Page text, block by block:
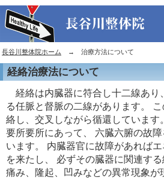
長谷川整体院ホーム → 治療方法について
経絡治療法について
経絡は内臓器に符合し十二線あり
る任脈と督脈の二線があります。
絡し、交叉しながら循還しています
要所要所にあって、 六臓六腑の故
います。 内臓器官に故障があれば
を来たし、 必ずその臓器に関連する
痛み、隆起、凹みなどの異常現象が